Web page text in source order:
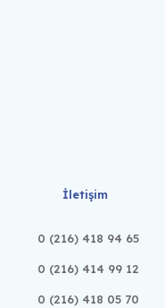
İletişim
0 (216) 418 94 65
0 (216) 414 99 12
0 (216) 418 05 70